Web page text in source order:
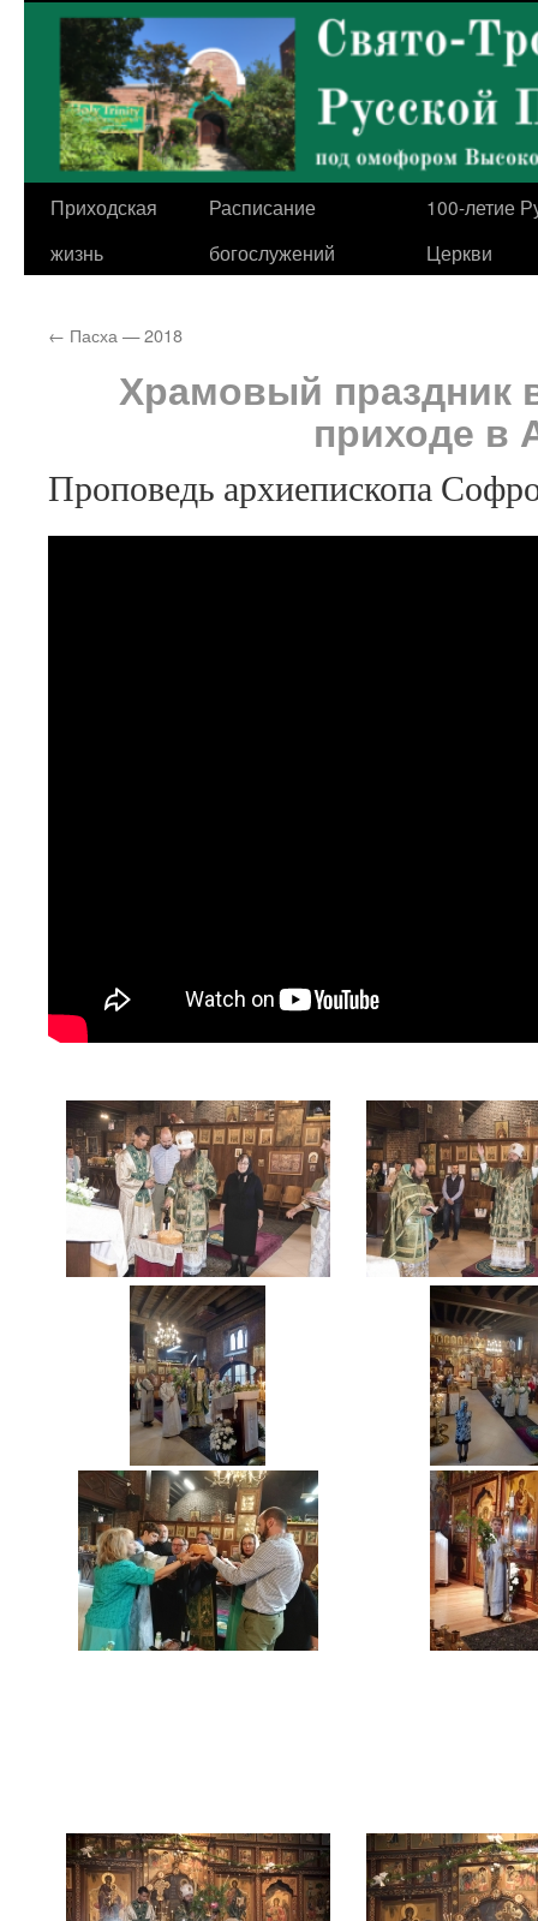
содержимому
Приходская
жизнь
Расписание
богослужений
100-летие
Церкви
← Пасха — 2018
Храмовый праздник
приходе в
Проповедь архиепископа